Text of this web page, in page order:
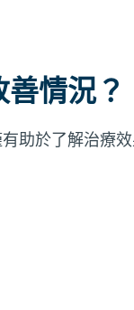
情況？
助於了解治療